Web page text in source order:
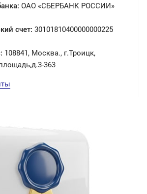
ОАО «СБЕРБАНК РОССИИ»
счет: 30101810400000000225
108841, Москва., г.Троицк,
363